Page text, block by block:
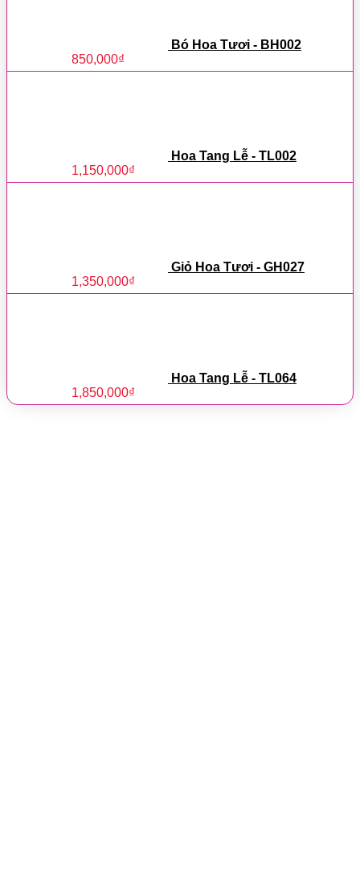
Bó Hoa Tươi - BH002
850,000₫
Hoa Tang Lễ - TL002
1,150,000₫
Giỏ Hoa Tươi - GH027
1,350,000₫
Hoa Tang Lễ - TL064
1,850,000₫